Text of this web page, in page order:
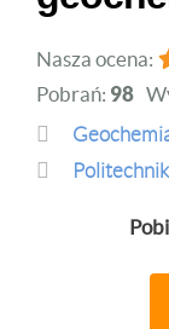
Nasza ocena:
Pobrań: 98